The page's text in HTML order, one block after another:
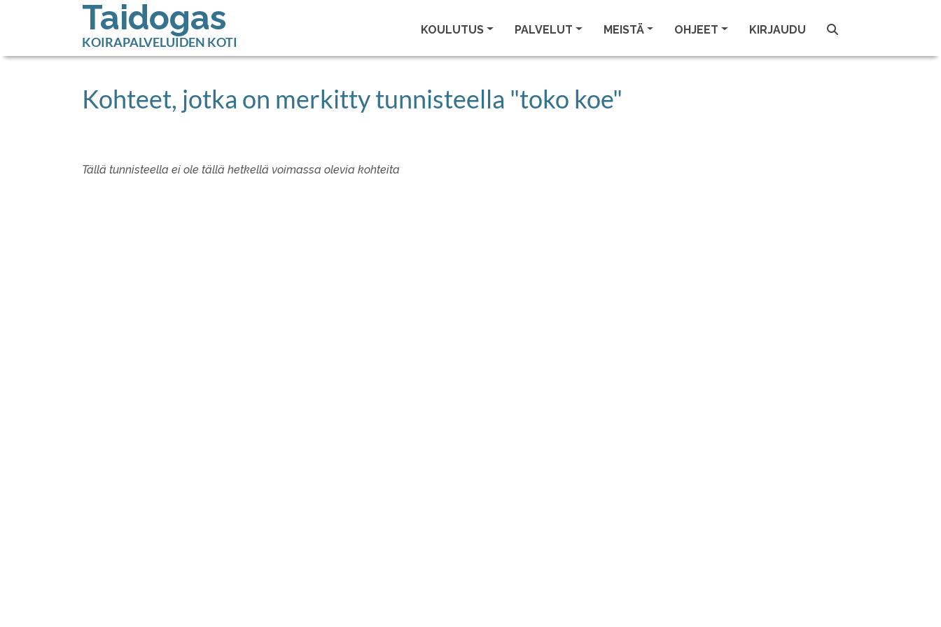
Taidogas
KOIRAPALVELUIDEN KOTI
KOULUTUS PALVELUT MEISTÄ OHJEET KIRJAUDU
Kohteet, jotka on merkitty tunnisteella "toko koe"
Tällä tunnisteella ei ole tällä hetkellä voimassa olevia kohteita